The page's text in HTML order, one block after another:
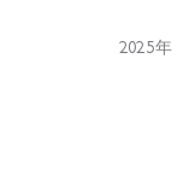
2025年